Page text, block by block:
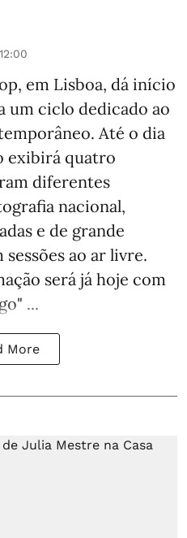
em Lisboa, dá início
um ciclo dedicado ao
Até o dia
exibirá quatro
diferentes
nacional,
e de grande
ao ar livre.
será já hoje com
...
More